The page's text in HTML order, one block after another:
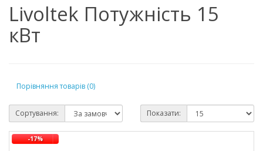
Livoltek Потужність 15
кВт
Порівняння товарів (0)
Сортування: Показати:
-17%